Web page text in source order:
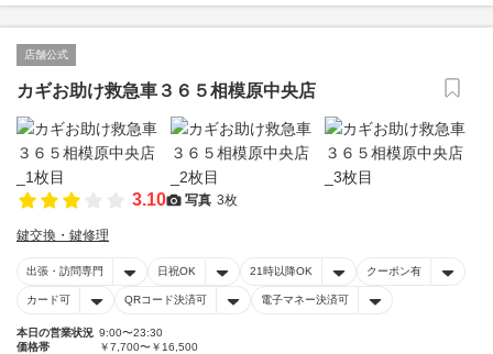
店舗公式
カギお助け救急車３６５相模原中央店
3.10 写真 3枚
鍵交換・鍵修理
出張・訪問専門 日祝OK 21時以降OK クーポン有
カード可 QRコード決済可 電子マネー決済可
本日の営業状況 9:00〜23:30
価格帯
￥7,700〜￥16,500